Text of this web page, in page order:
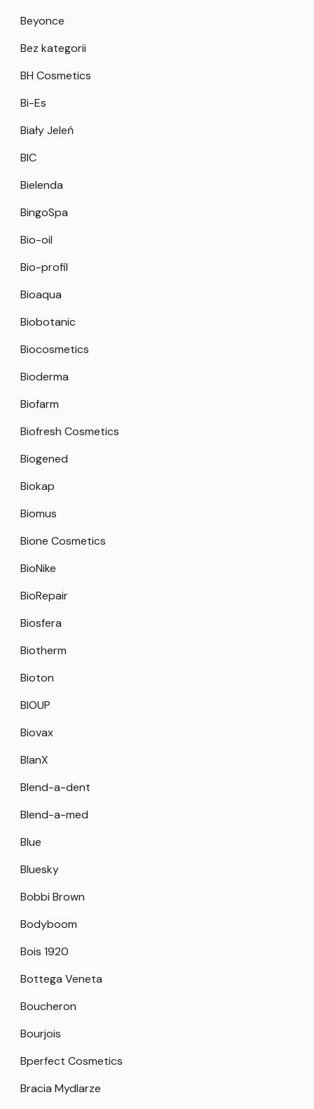
Beyonce
Bez kategorii
BH Cosmetics
Bi-Es
Biały Jeleń
BIC
Bielenda
BingoSpa
Bio-oil
Bio-profil
Bioaqua
Biobotanic
Biocosmetics
Bioderma
Biofarm
Biofresh Cosmetics
Biogened
Biokap
Biomus
Bione Cosmetics
BioNike
BioRepair
Biosfera
Biotherm
Bioton
BIOUP
Biovax
BlanX
Blend-a-dent
Blend-a-med
Blue
Bluesky
Bobbi Brown
Bodyboom
Bois 1920
Bottega Veneta
Boucheron
Bourjois
Bperfect Cosmetics
Bracia Mydlarze